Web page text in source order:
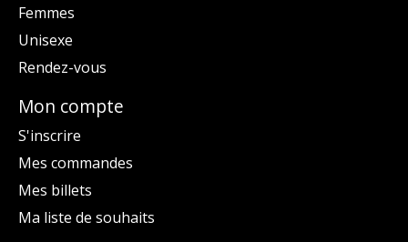
Femmes
Unisexe
Rendez-vous
Mon compte
S'inscrire
Mes commandes
Mes billets
Ma liste de souhaits